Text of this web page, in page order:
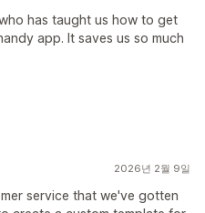
has taught us how to get
app. It saves us so much
2026년 2월 9일
service that we've gotten